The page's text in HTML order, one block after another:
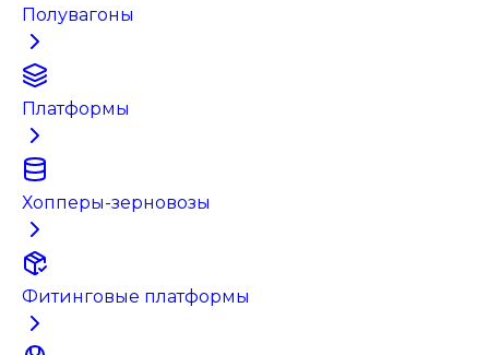
Полувагоны
Платформы
Хопперы-зерновозы
Фитинговые платформы